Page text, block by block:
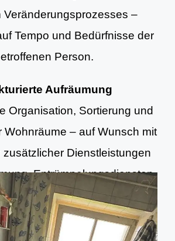
Veränderungsprozesses –
Tempo und Bedürfnisse der
Person.
Aufräumung
Organisation, Sortierung und
Wohnräume – auf Wunsch mit
zusätzlicher Dienstleistungen
Entrümpelungsdiensten
Grundreinigung).